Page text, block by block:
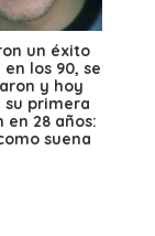
un éxito
los 90, se
y hoy
su primera
en 28 años:
suena